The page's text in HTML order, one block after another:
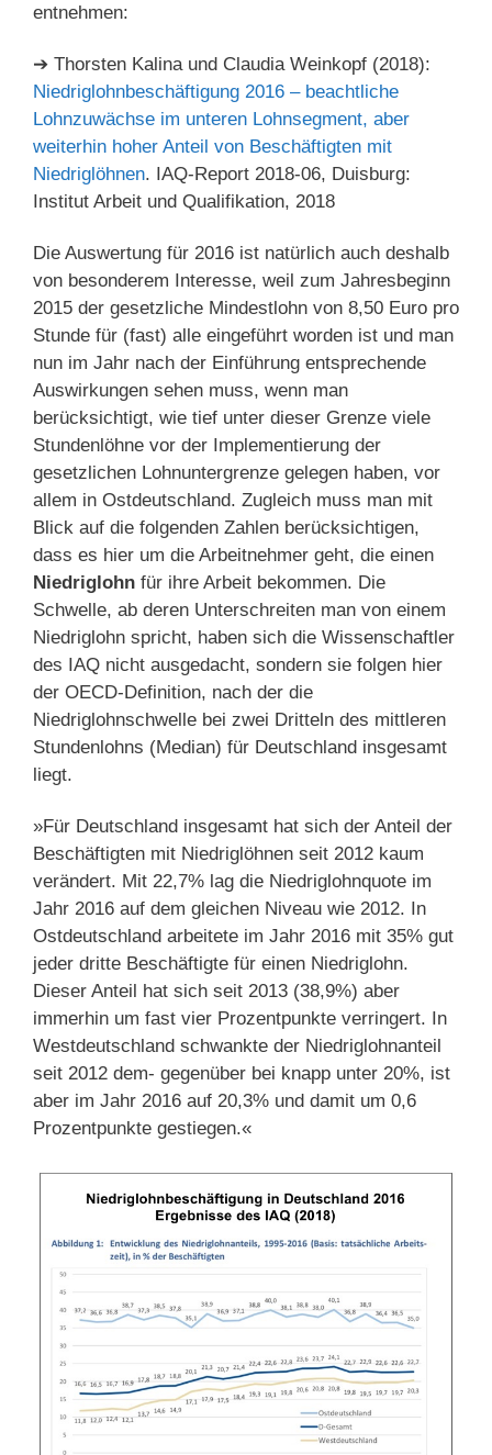
entnehmen:
➔ Thorsten Kalina und Claudia Weinkopf (2018):
Niedriglohnbeschäftigung 2016 – beachtliche
Lohnzuwächse im unteren Lohnsegment, aber
weiterhin hoher Anteil von Beschäftigten mit
Niedriglöhnen. IAQ-Report 2018-06, Duisburg:
Institut Arbeit und Qualifikation, 2018
Die Auswertung für 2016 ist natürlich auch deshalb
von besonderem Interesse, weil zum Jahresbeginn
2015 der gesetzliche Mindestlohn von 8,50 Euro pro
Stunde für (fast) alle eingeführt worden ist und man
nun im Jahr nach der Einführung entsprechende
Auswirkungen sehen muss, wenn man
berücksichtigt, wie tief unter dieser Grenze viele
Stundenlöhne vor der Implementierung der
gesetzlichen Lohnuntergrenze gelegen haben, vor
allem in Ostdeutschland. Zugleich muss man mit
Blick auf die folgenden Zahlen berücksichtigen,
dass es hier um die Arbeitnehmer geht, die einen
Niedriglohn für ihre Arbeit bekommen. Die
Schwelle, ab deren Unterschreiten man von einem
Niedriglohn spricht, haben sich die Wissenschaftler
des IAQ nicht ausgedacht, sondern sie folgen hier
der OECD-Definition, nach der die
Niedriglohnschwelle bei zwei Dritteln des mittleren
Stundenlohns (Median) für Deutschland insgesamt
liegt.
»Für Deutschland insgesamt hat sich der Anteil der
Beschäftigten mit Niedriglöhnen seit 2012 kaum
verändert. Mit 22,7% lag die Niedriglohnquote im
Jahr 2016 auf dem gleichen Niveau wie 2012. In
Ostdeutschland arbeitete im Jahr 2016 mit 35% gut
jeder dritte Beschäftigte für einen Niedriglohn.
Dieser Anteil hat sich seit 2013 (38,9%) aber
immerhin um fast vier Prozentpunkte verringert. In
Westdeutschland schwankte der Niedriglohnanteil
seit 2012 dem- gegenüber bei knapp unter 20%, ist
aber im Jahr 2016 auf 20,3% und damit um 0,6
Prozentpunkte gestiegen.«